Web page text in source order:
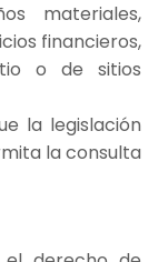
materiales,
financieros,
o de sitios
la legislación
la consulta